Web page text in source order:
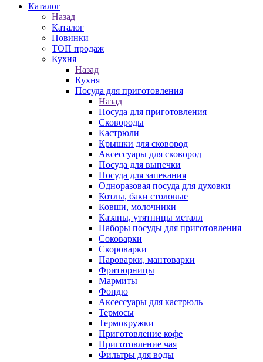
Каталог
Назад
Каталог
Новинки
ТОП продаж
Кухня
Назад
Кухня
Посуда для приготовления
Назад
Посуда для приготовления
Сковороды
Кастрюли
Крышки для сковород
Аксессуары для сковород
Посуда для выпечки
Посуда для запекания
Одноразовая посуда для духовки
Котлы, баки столовые
Ковши, молочники
Казаны, утятницы металл
Наборы посуды для приготовления
Соковарки
Скороварки
Пароварки, мантоварки
Фритюрницы
Мармиты
Фондю
Аксессуары для кастрюль
Термосы
Термокружки
Приготовление кофе
Приготовление чая
Фильтры для воды